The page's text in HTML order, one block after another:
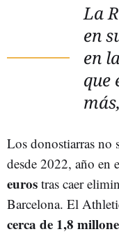
La
en
en
que
Los donostiarras no
desde 2022, año en
euros tras caer
Barcelona. El
cerca de 1,8